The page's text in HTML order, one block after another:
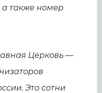
также номер
Церковь —
Это сотни